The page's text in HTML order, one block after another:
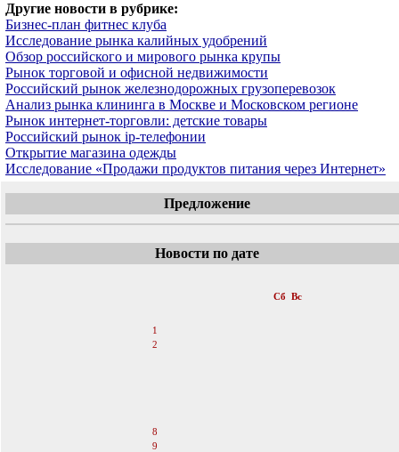
Другие новости в рубрике:
Бизнес-план фитнес клуба
Исследование рынка калийных удобрений
Обзор российского и мирового рынка крупы
Рынок торговой и офисной недвижимости
Российский рынок железнодорожных грузоперевозок
Анализ рынка клининга в Москве и Московском регионе
Рынок интернет-торговли: детские товары
Российский рынок ip-телефонии
Открытие магазина одежды
Исследование «Продажи продуктов питания через Интернет»
Предложение
Новости по дате
Сб Вс
1
2
8
9